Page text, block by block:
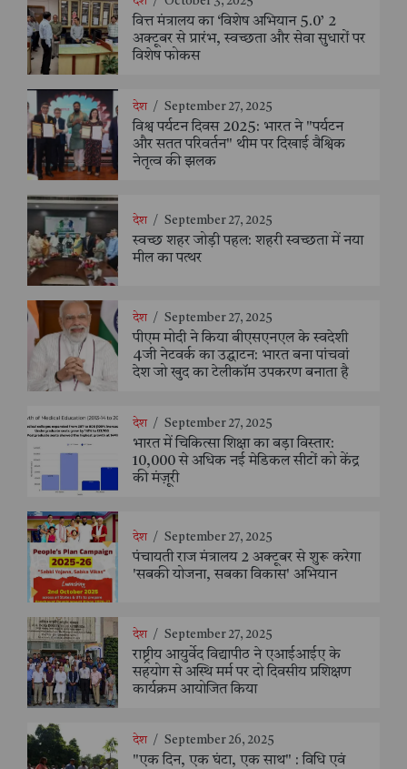
वित्त मंत्रालय का ‘विशेष अभियान 5.0’ 2
अक्टूबर से प्रारंभ, स्वच्छता और सेवा सुधारों पर
विशेष फोकस
देश / September 27, 2025
विश्व पर्यटन दिवस 2025: भारत ने "पर्यटन
और सतत परिवर्तन" थीम पर दिखाई वैश्विक
नेतृत्व की झलक
देश / September 27, 2025
स्वच्छ शहर जोड़ी पहल: शहरी स्वच्छता में नया
मील का पत्थर
देश / September 27, 2025
पीएम मोदी ने किया बीएसएनएल के स्वदेशी
4जी नेटवर्क का उद्घाटन: भारत बना पांचवां
देश जो खुद का टेलीकॉम उपकरण बनाता है
देश / September 27, 2025
भारत में चिकित्सा शिक्षा का बड़ा विस्तार:
10,000 से अधिक नई मेडिकल सीटों को केंद्र
की मंज़ूरी
देश / September 27, 2025
पंचायती राज मंत्रालय 2 अक्टूबर से शुरू करेगा
'सबकी योजना, सबका विकास' अभियान
देश / September 27, 2025
राष्ट्रीय आयुर्वेद विद्यापीठ ने एआईआईए के
सहयोग से अस्थि मर्म पर दो दिवसीय प्रशिक्षण
कार्यक्रम आयोजित किया
देश / September 26, 2025
"एक दिन, एक घंटा, एक साथ" : विधि एवं